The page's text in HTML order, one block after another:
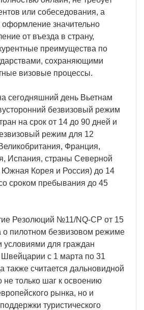
или собеседования, а
оформление значительно
от въезда в страну,
преимущества по
сохраняющими
визовые процессы.
сегодняшний день Вьетнам
безвизовый режим
на срок от 14 до 90 дней и
режим для 12
Франция,
Испания, страны Северной
Корея и Россия) до 14
сроком пребывания до 45
Резолюций №11/NQ-CP от 15
о пилотном безвизовом режиме
для граждан
с 1 марта по 31
также считается дальновидной
не только шаг к освоению
рынка, но и
туристического